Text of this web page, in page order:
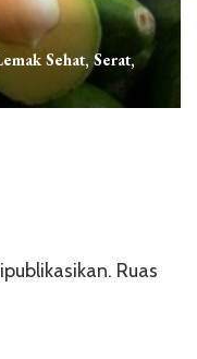
Sehat, Serat,
Ruas